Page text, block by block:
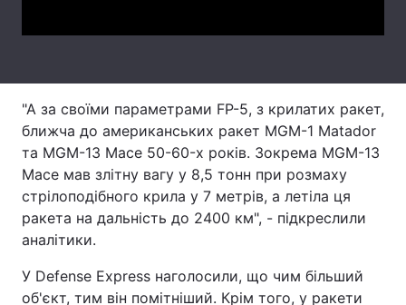
"А за своїми параметрами FP-5, з крилатих ракет,
ближча до американських ракет MGM-1 Matador
та MGM-13 Mace 50-60-х років. Зокрема MGM-13
Mace мав злітну вагу у 8,5 тонн при розмаху
стрілоподібного крила у 7 метрів, а летіла ця
ракета на дальність до 2400 км", - підкреслили
аналітики.
У Defense Express наголосили, що чим більший
об'єкт, тим він помітніший. Крім того, у ракети